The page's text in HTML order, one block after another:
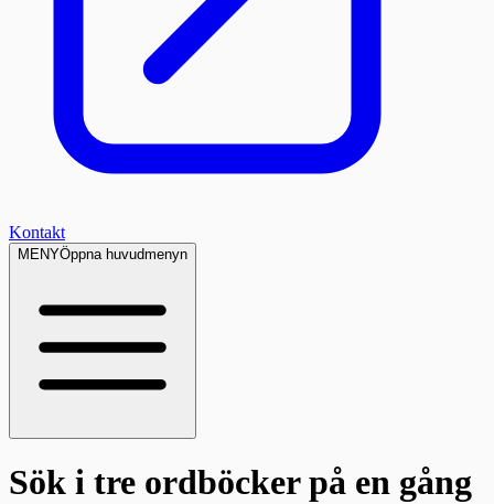
Kontakt
MENYÖppna huvudmenyn
Sök i tre ordböckerpå en gång